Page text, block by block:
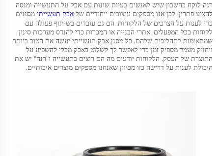
רנה לוקח בחשבון שיש לאנשים בעיות שונות עם אבק על התעשייה ומנסה
להציע פתרון. לכן אנו מספקים עיצובים ייחודיים של אבק תעשייתי מסננים
כדי לענות על הצרכים של הלקוחות. הם גם עובדים בשיתוף פעולה עם
לקוחות בכל המפעלים, אתרי הבנייה או המכרות כדי להנדס מערכות סינון
שמתאימות לתהליכים שלהם. כל מסנן אבק תעשייתי יעשה את הטוב ביותר
ויחזיק מעמד מספיק זמן כדי לאפשר לך לשלוט באבק מבלי להשפיע על
התוצרת של העסק. הלקוחות יודעים מה הם רוצים בתעשייה ו"רנה" יש את
היכולת לענות על דרישה כזו מכיוון שאנחנו מספקים מוצרים איכותיים.